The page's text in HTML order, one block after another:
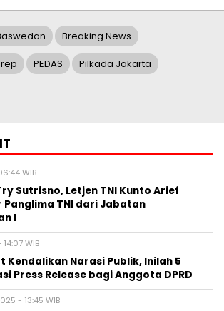
Breaking News
PEDAS Pilkada Jakarta
WIB
Sutrisno, Letjen TNI Kunto Arief
Panglima TNI dari Jabatan
I
WIB
Kendalikan Narasi Publik, Inilah 5
Press Release bagi Anggota DPRD
- 13:45 WIB